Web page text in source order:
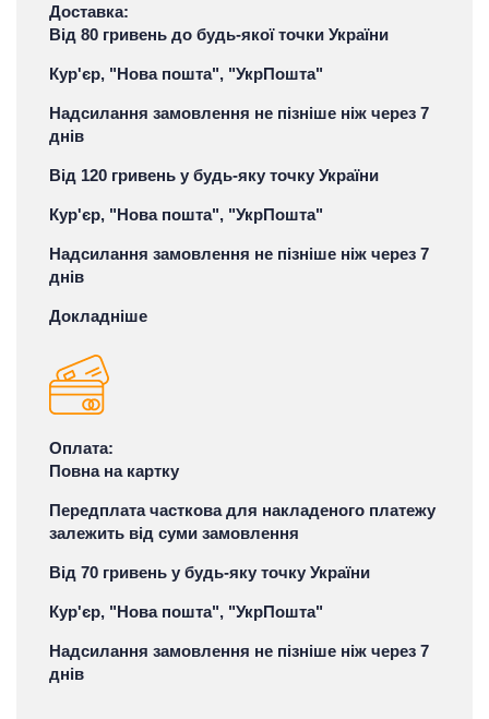
Доставка:
Від 80 гривень до будь-якої точки України
Кур'єр, "Нова пошта", "УкрПошта"
Надсилання замовлення не пізніше ніж через 7
днів
Від 120 гривень у будь-яку точку України
Кур'єр, "Нова пошта", "УкрПошта"
Надсилання замовлення не пізніше ніж через 7
днів
Докладніше
Оплата:
Повна на картку
Передплата часткова для накладеного платежу
залежить від суми замовлення
Від 70 гривень у будь-яку точку України
Кур'єр, "Нова пошта", "УкрПошта"
Надсилання замовлення не пізніше ніж через 7
днів